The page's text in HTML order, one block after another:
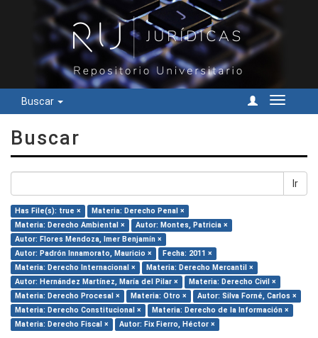
Buscar
Cambiar
Buscar
Ir
Has File(s): true ×
Materia: Derecho Penal ×
Materia: Derecho Ambiental ×
Autor: Montes, Patricia ×
Autor: Flores Mendoza, Imer Benjamín ×
Autor: Padrón Innamorato, Mauricio ×
Fecha: 2011 ×
Materia: Derecho Internacional ×
Materia: Derecho Mercantil ×
Autor: Hernández Martínez, María del Pilar ×
Materia: Derecho Civil ×
Materia: Derecho Procesal ×
Materia: Otro ×
Autor: Silva Forné, Carlos ×
Materia: Derecho Constitucional ×
Materia: Derecho de la Información ×
Materia: Derecho Fiscal ×
Autor: Fix Fierro, Héctor ×